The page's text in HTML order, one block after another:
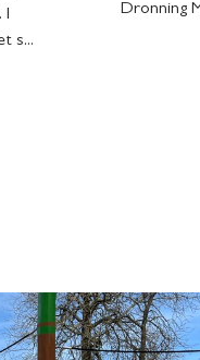
I
s...
Dronning